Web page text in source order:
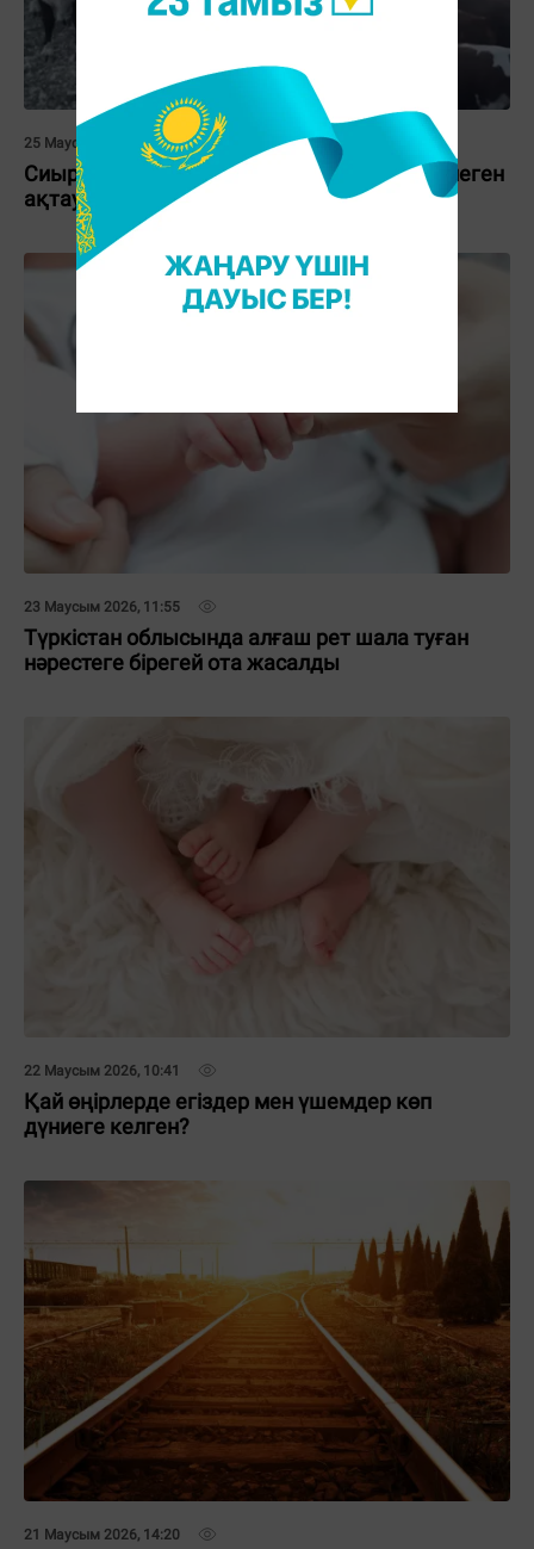
25 Маусым 2026, 11:34
Сиырлардың ортасында трендтегі биді билеген
ақтаулық жасөспірім желіні тәнті етті
23 Маусым 2026, 11:55
Түркістан облысында алғаш рет шала туған
нәрестеге бірегей ота жасалды
22 Маусым 2026, 10:41
Қай өңірлерде егіздер мен үшемдер көп
дүниеге келген?
21 Маусым 2026, 14:20